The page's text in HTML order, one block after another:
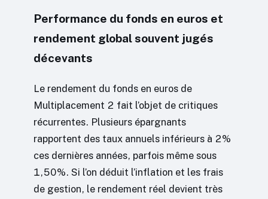
Performance du fonds en euros et
rendement global souvent jugés
décevants
Le rendement du fonds en euros de
Multiplacement 2 fait l’objet de critiques
récurrentes. Plusieurs épargnants
rapportent des taux annuels inférieurs à 2%
ces dernières années, parfois même sous
1,50%. Si l’on déduit l’inflation et les frais
de gestion, le rendement réel devient très